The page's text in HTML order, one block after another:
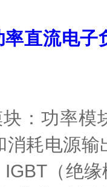
率直流电子
功率模
消耗电源
（绝